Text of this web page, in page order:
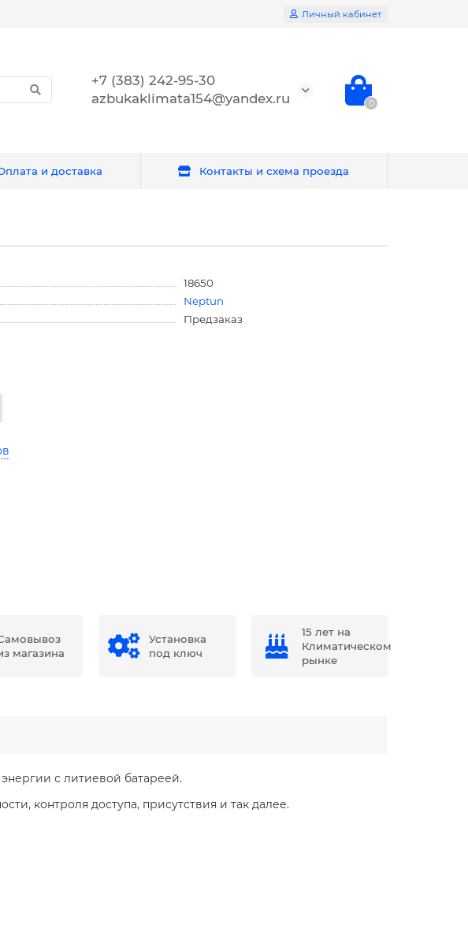
Личный кабинет
+7 (383) 242-95-30
azbukaklimata154@yandex.ru
0
и доставка Контакты и схема проезда
18650
Neptun
Предзаказ
магазина
Установка
под ключ
15 лет на
Климатическом
рынке
с литиевой батареей.
контроля доступа, присутствия и так далее.